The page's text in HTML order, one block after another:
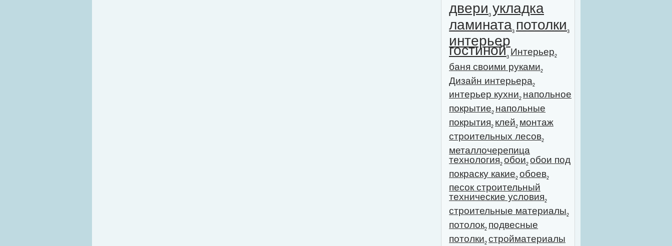
двери 3 укладка
ламината3 потолки 3
интерьер
гостиной3 Интерьер2
баня своими руками2
Дизайн интерьера2
интерьер кухни2 напольное
покрытие2 напольные
покрытия2 клей2 монтаж
строительных лесов2
металлочерепица
технология2 обои2 обои под
покраску какие2 обоев2
песок строительный
технические условия2
строительные материалы2
потолок2 подвесные
потолки2 стройматериалы